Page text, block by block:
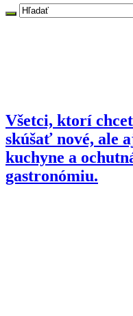
Všetci, ktorí
skúšať nové, ale
kuchyne a
gastronómiu.